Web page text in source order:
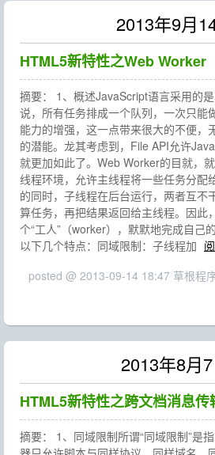
2013年9月
HTML5新特性之Web Worker
摘要： 1、概述JavaScript语言采用的
说，所有任务排成一个队列，一次只能
能力的增强，这一点带来很大的不便，
的潜能。龙其考虑到，File API允许
就更加如此了。Web Worker的目就，
线程环境，允许主线程将一些任务分配
的同时，子线程在后台运行，两者互不
算任务，再把结果返回给主线程。因此
个“工人”（worker），默默地完成自己
以下几个特点：同域限制：子线程加
posted @ 2013-09-14 18:47 草根程
2013年8月
HTML5新特性之跨文档消息传
摘要： 1、同域限制所谓“同域限制”是